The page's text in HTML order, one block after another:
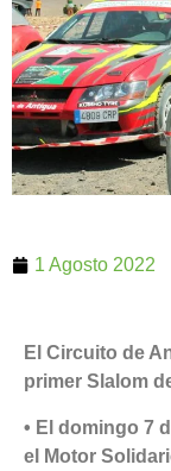
1 Agosto 2022
El Circuito de
primer Slalom
• El domingo 7
el Motor